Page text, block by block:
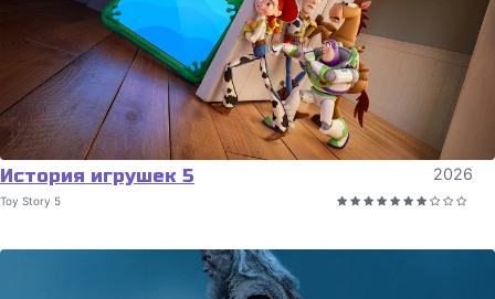
История игрушек 5 2026
Toy Story 5